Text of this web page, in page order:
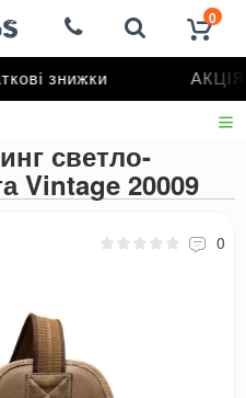
знижки АКЦІЯ
0
светло-
Vintage 20009
0